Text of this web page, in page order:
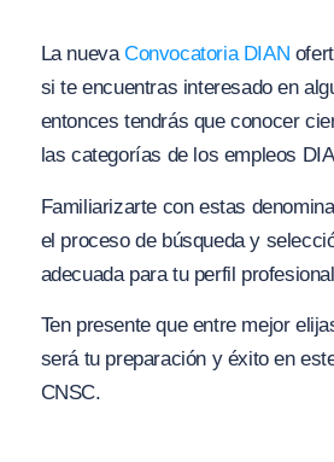
La nuevaConvocatoria DIAN
si te encuentras interesado en
entonces tendrás que conocer
las categorías de los empleos
Familiarizarte con estas
el proceso de búsqueda y
adecuada para tu perfil
Ten presente que entre mejor
será tu preparación y éxito en
CNSC.